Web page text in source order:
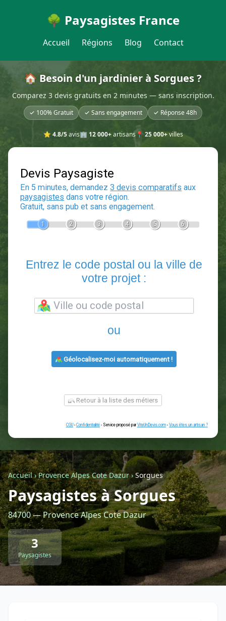
🌳 Paysagistes France
Accueil Régions Blog Contact
🏠 Besoin d'un jardinier à Sorgues ?
Comparez 3 devis gratuits en 2 minutes — sans inscription.
✓ 100% Gratuit ✓ Sans engagement ✓ Réponse 48h
⭐ 4.8/5avis🏢 12 000+artisans📍 25 000+villes
Devis Paysagiste
En 5 minutes, demandez3 devis comparatifs
votre projet :
ou
Géolocalisez-moi automatiquement !
Retour à la liste des métiers
CGU-Confidentialité - Service proposé parViteUnDevis.com-Vous
Accueil›Provence Alpes Cote Dazur› Sorgues
Paysagistes à Sorgues
84700 — Provence Alpes Cote Dazur
3
Paysagistes